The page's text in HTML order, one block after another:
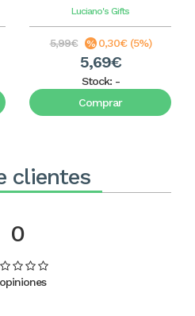
Luciano's Gifts
5,99€ 0,30€ (5%)
5,69€
Stock: -
Comprar
clientes
0